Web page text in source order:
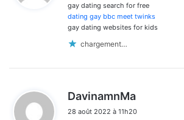
:
gay dating search for free
dating gay bbc meet twinks
gay dating websites for kids
chargement…
DavinamnMa
t
28 août 2022 à 11h20